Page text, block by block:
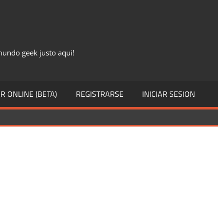
geek justo aqui!
ONLINE (BETA) REGISTRARSE INICIAR SESION